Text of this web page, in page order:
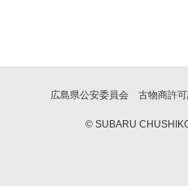
広島県公安委員会 古物商許
© SUBARU